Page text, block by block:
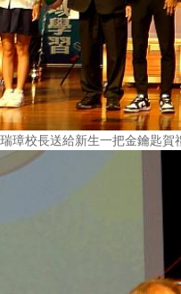
璋校長送給新生一把金鑰匙賀